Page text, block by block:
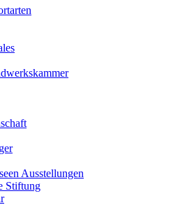
Ausstellungen
Stiftung